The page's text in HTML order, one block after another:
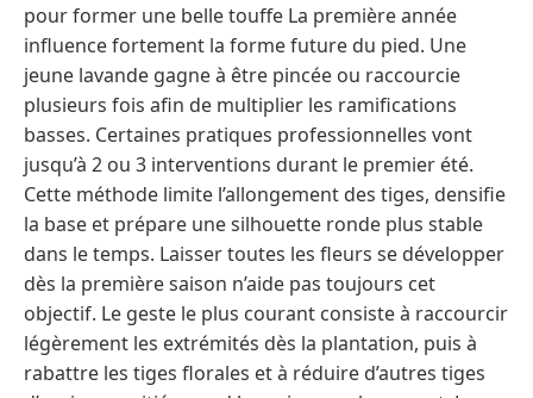
pour former une belle touffe La première année
influence fortement la forme future du pied. Une
jeune lavande gagne à être pincée ou raccourcie
plusieurs fois afin de multiplier les ramifications
basses. Certaines pratiques professionnelles vont
jusqu’à 2 ou 3 interventions durant le premier été.
Cette méthode limite l’allongement des tiges, densifie
la base et prépare une silhouette ronde plus stable
dans le temps. Laisser toutes les fleurs se développer
dès la première saison n’aide pas toujours cet
objectif. Le geste le plus courant consiste à raccourcir
légèrement les extrémités dès la plantation, puis à
rabattre les tiges florales et à réduire d’autres tiges